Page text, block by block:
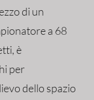
di un
a 68
è
per
dello spazio